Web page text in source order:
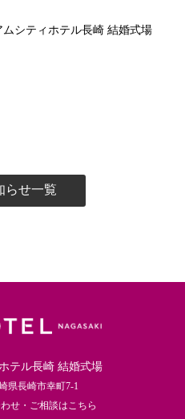
シティホテル長崎 結婚式場
らせ一覧
テル長崎 結婚式場
県長崎市幸町7-1
せ・ご相談はこちら